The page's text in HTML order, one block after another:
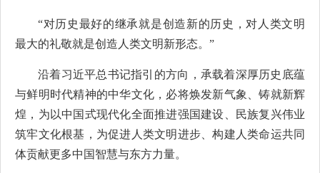
“对历史最好的继承就是创造新的历史，对人类文明
最大的礼敬就是创造人类文明新形态。”
沿着习近平总书记指引的方向，承载着深厚历史底蕴
与鲜明时代精神的中华文化，必将焕发新气象、铸就新辉
煌，为以中国式现代化全面推进强国建设、民族复兴伟业
筑牢文化根基，为促进人类文明进步、构建人类命运共同
体贡献更多中国智慧与东方力量。